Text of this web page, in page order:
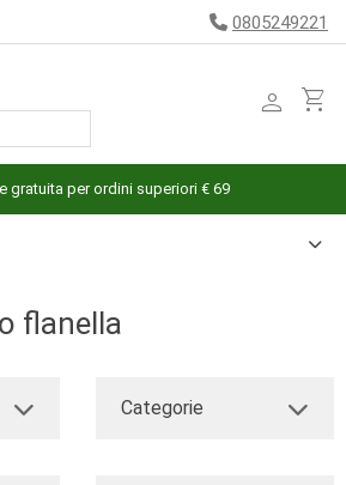
0805249221
person shopping_cart
gratuita per ordini superiori € 69
flanella
Categorie